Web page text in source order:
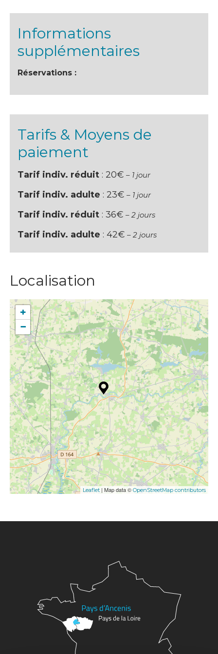
Informations
supplémentaires
Réservations :
Tarifs & Moyens de
paiement
Tarif indiv. réduit : 20€ – 1 jour
Tarif indiv. adulte : 23€ – 1 jour
Tarif indiv. réduit : 36€ – 2 jours
Tarif indiv. adulte : 42€ – 2 jours
Localisation
+
−
Leaflet | Map data © OpenStreetMap contributors